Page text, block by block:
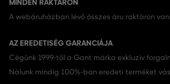
MINDEN RAKTÁRON
A webáruházban lévő összes áru raktáron van.
AZ EREDETISÉG GARANCIÁJA
Cégünk 1999-től a Gant márka exkluzív
Nálunk mindig 100%-ban eredeti terméket